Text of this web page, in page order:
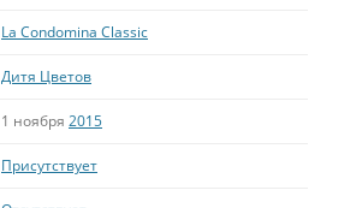
La Condomina Classic
Дитя Цветов
1 ноября 2015
Присутствует